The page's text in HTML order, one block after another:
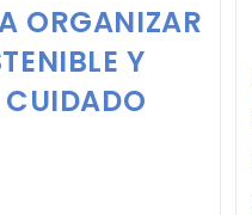
ORGANIZAR
Y